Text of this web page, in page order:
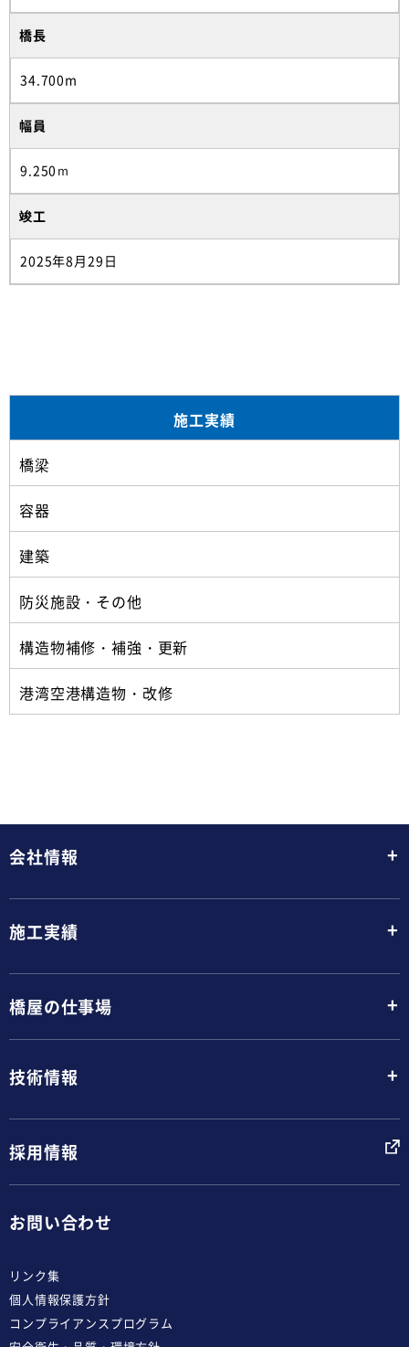
橋長
34.700m
幅員
9.250ｍ
竣工
2025年8月29日
施工実績
橋梁
容器
建築
防災施設・その他
構造物補修・補強・更新
港湾空港構造物・改修
会社情報 +
施工実績 +
橋屋の仕事場 +
技術情報 +
採用情報
お問い合わせ
リンク集
個人情報保護方針
コンプライアンスプログラム